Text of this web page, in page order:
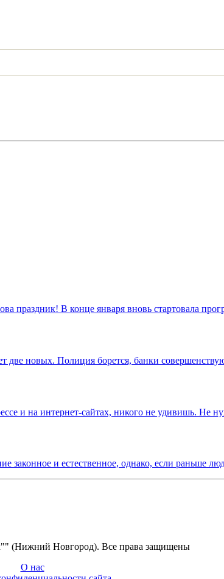
праздник! В конце января вновь стартовала
две новых. Полиция борется, банки
и на интернет-сайтах, никого не удивишь.
законное и естественное, однако, если раньше
(Нижний Новгород). Все права защищены
О нас